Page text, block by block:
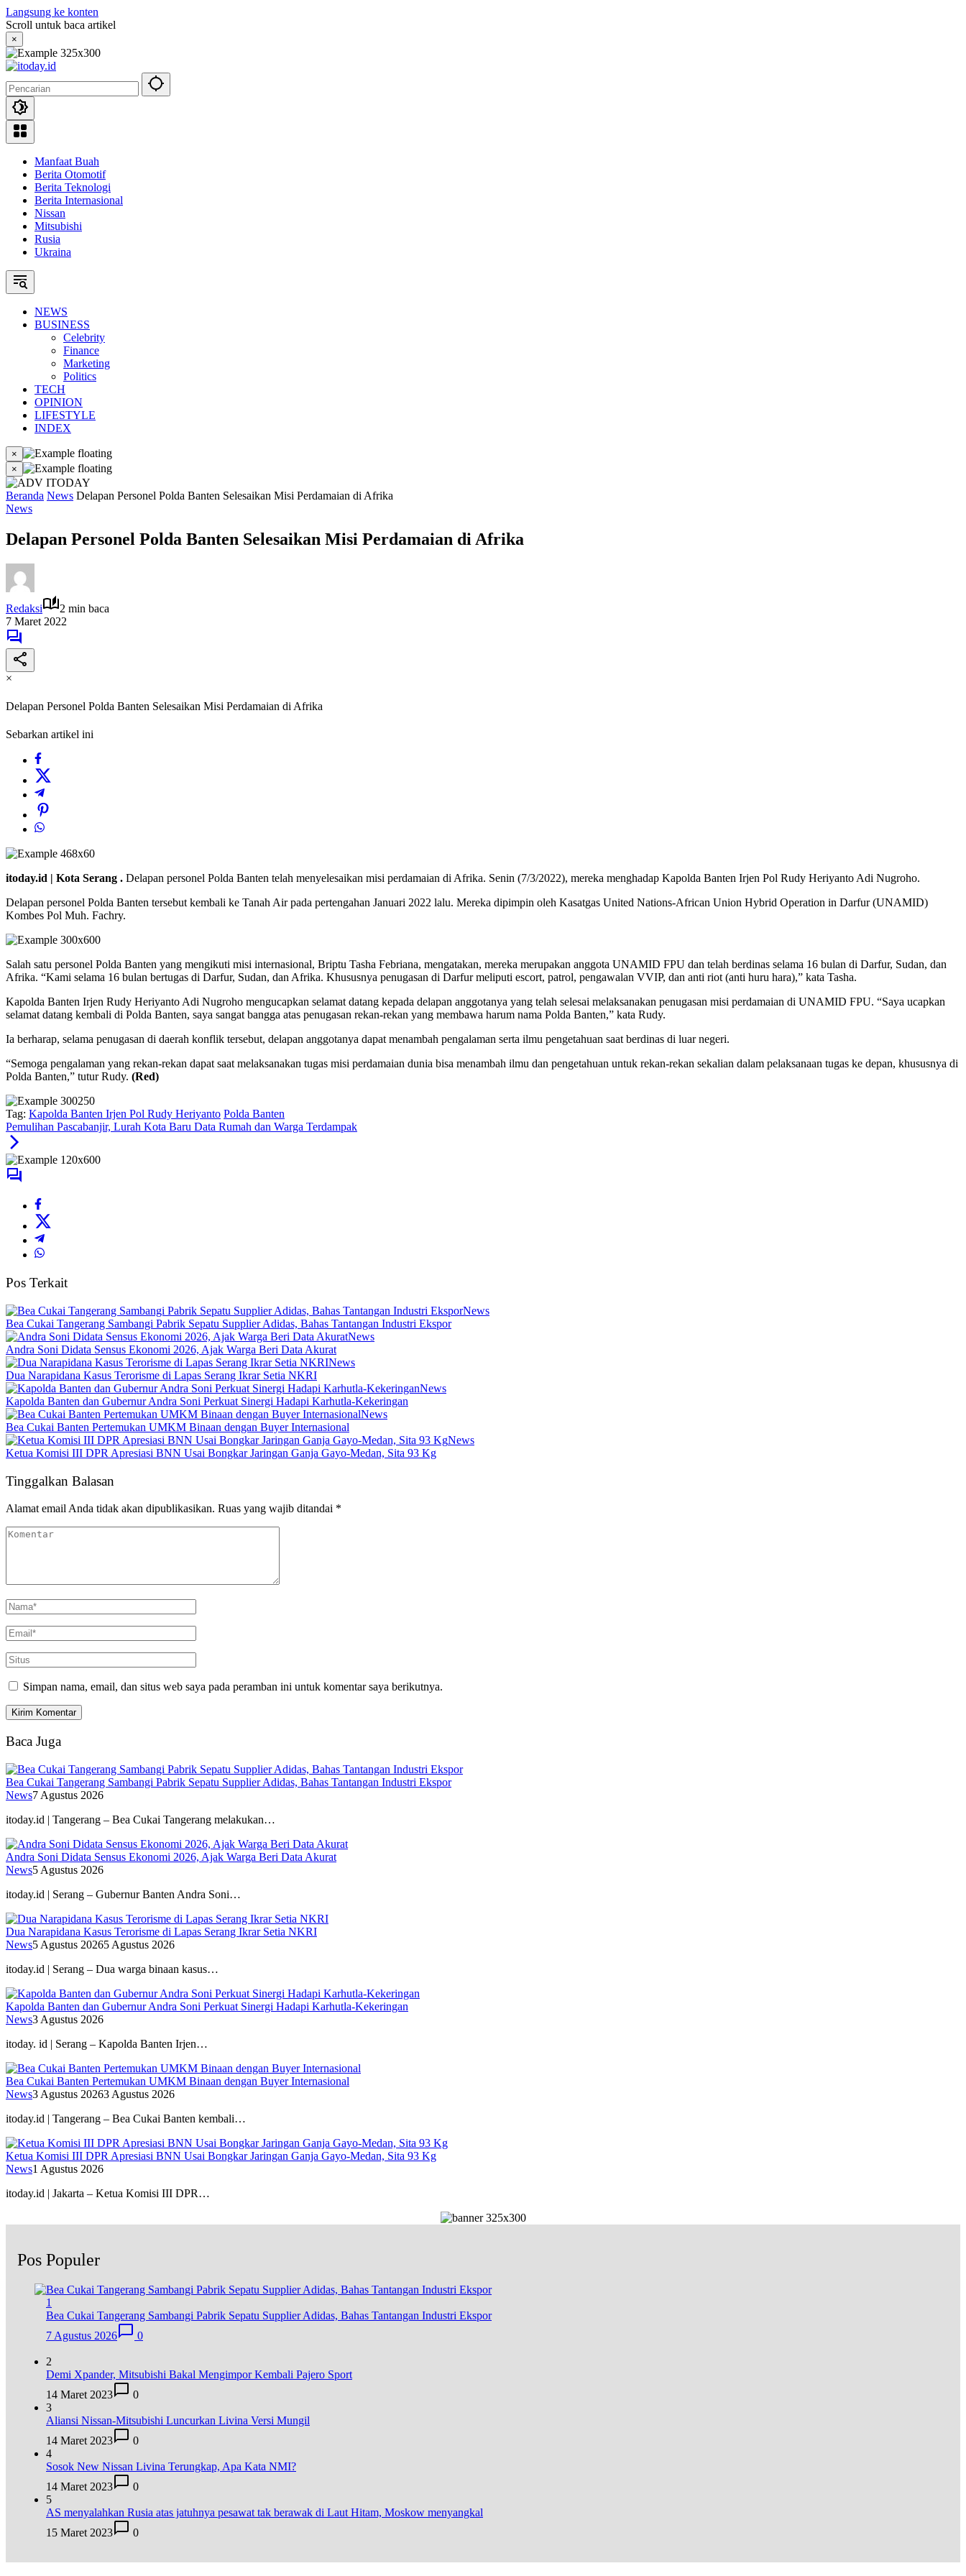
Langsung ke konten
Scroll untuk baca artikel
×
Manfaat Buah
Berita Otomotif
Berita Teknologi
Berita Internasional
Nissan
Mitsubishi
Rusia
Ukraina
NEWS
BUSINESS
Celebrity
Finance
Marketing
Politics
TECH
OPINION
LIFESTYLE
INDEX
×
×
Beranda News Delapan Personel Polda Banten Selesaikan Misi Perdamaian di Afrika
News
Delapan Personel Polda Banten Selesaikan Misi Perdamaian di Afrika
Redaksi
2 min baca
7 Maret 2022
×
Delapan Personel Polda Banten Selesaikan Misi Perdamaian di Afrika
Sebarkan artikel ini
itoday.id | Kota Serang . Delapan personel Polda Banten telah menyelesaikan misi perdamaian di Afrika. Senin (7/3/2022), mereka menghadap Kapolda Banten Irjen Pol Rudy Heriyanto Adi Nugroho.
Delapan personel Polda Banten tersebut kembali ke Tanah Air pada pertengahan Januari 2022 lalu. Mereka dipimpin oleh Kasatgas United Nations-African Union Hybrid Operation in Darfur (UNAMID)
Kombes Pol Muh. Fachry.
Salah satu personel Polda Banten yang mengikuti misi internasional, Briptu Tasha Febriana, mengatakan, mereka merupakan anggota UNAMID FPU dan telah berdinas selama 16 bulan di Darfur, Sudan, dan
Afrika. “Kami selama 16 bulan bertugas di Darfur, Sudan, dan Afrika. Khususnya penugasan di Darfur meliputi escort, patrol, pengawalan VVIP, dan anti riot (anti huru hara),” kata Tasha.
Kapolda Banten Irjen Rudy Heriyanto Adi Nugroho mengucapkan selamat datang kepada delapan anggotanya yang telah selesai melaksanakan penugasan misi perdamaian di UNAMID FPU. “Saya ucapkan
selamat datang kembali di Polda Banten, saya sangat bangga atas penugasan rekan-rekan yang membawa harum nama Polda Banten,” kata Rudy.
Ia berharap, selama penugasan di daerah konflik tersebut, delapan anggotanya dapat menambah pengalaman serta ilmu pengetahuan saat berdinas di luar negeri.
“Semoga pengalaman yang rekan-rekan dapat saat melaksanakan tugas misi perdamaian dunia bisa menambah ilmu dan pengetahuan untuk rekan-rekan sekalian dalam pelaksanaan tugas ke depan, khususnya di
Polda Banten,” tutur Rudy. (Red)
Tag: Kapolda Banten Irjen Pol Rudy Heriyanto Polda Banten
Pemulihan Pascabanjir, Lurah Kota Baru Data Rumah dan Warga Terdampak
Pos Terkait
News
Bea Cukai Tangerang Sambangi Pabrik Sepatu Supplier Adidas, Bahas Tantangan Industri Ekspor
News
Andra Soni Didata Sensus Ekonomi 2026, Ajak Warga Beri Data Akurat
News
Dua Narapidana Kasus Terorisme di Lapas Serang Ikrar Setia NKRI
News
Kapolda Banten dan Gubernur Andra Soni Perkuat Sinergi Hadapi Karhutla-Kekeringan
News
Bea Cukai Banten Pertemukan UMKM Binaan dengan Buyer Internasional
News
Ketua Komisi III DPR Apresiasi BNN Usai Bongkar Jaringan Ganja Gayo-Medan, Sita 93 Kg
Tinggalkan Balasan
Alamat email Anda tidak akan dipublikasikan. Ruas yang wajib ditandai *
Simpan nama, email, dan situs web saya pada peramban ini untuk komentar saya berikutnya.
Baca Juga
Bea Cukai Tangerang Sambangi Pabrik Sepatu Supplier Adidas, Bahas Tantangan Industri Ekspor
News7 Agustus 2026
itoday.id | Tangerang – Bea Cukai Tangerang melakukan…
Andra Soni Didata Sensus Ekonomi 2026, Ajak Warga Beri Data Akurat
News5 Agustus 2026
itoday.id | Serang – Gubernur Banten Andra Soni…
Dua Narapidana Kasus Terorisme di Lapas Serang Ikrar Setia NKRI
News5 Agustus 20265 Agustus 2026
itoday.id | Serang – Dua warga binaan kasus…
Kapolda Banten dan Gubernur Andra Soni Perkuat Sinergi Hadapi Karhutla-Kekeringan
News3 Agustus 2026
itoday. id | Serang – Kapolda Banten Irjen…
Bea Cukai Banten Pertemukan UMKM Binaan dengan Buyer Internasional
News3 Agustus 20263 Agustus 2026
itoday.id | Tangerang – Bea Cukai Banten kembali…
Ketua Komisi III DPR Apresiasi BNN Usai Bongkar Jaringan Ganja Gayo-Medan, Sita 93 Kg
News1 Agustus 2026
itoday.id | Jakarta – Ketua Komisi III DPR…
Pos Populer
1
Bea Cukai Tangerang Sambangi Pabrik Sepatu Supplier Adidas, Bahas Tantangan Industri Ekspor
7 Agustus 2026
0
2
Demi Xpander, Mitsubishi Bakal Mengimpor Kembali Pajero Sport
14 Maret 2023
0
3
Aliansi Nissan-Mitsubishi Luncurkan Livina Versi Mungil
14 Maret 2023
0
4
Sosok New Nissan Livina Terungkap, Apa Kata NMI?
14 Maret 2023
0
5
AS menyalahkan Rusia atas jatuhnya pesawat tak berawak di Laut Hitam, Moskow menyangkal
15 Maret 2023
0